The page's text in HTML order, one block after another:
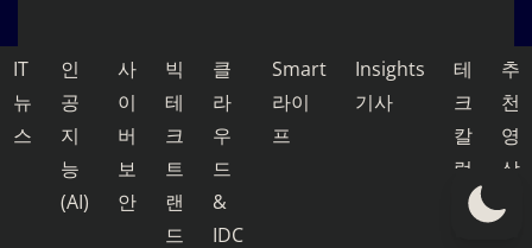
IT
뉴
스
인
공
지
능
(AI)
사
이
버
보
안
빅
테
크
트
랜
드
클
라
우
드
&
IDC
Smart
라이
프
Insights
기사
테
크
칼
럼
추
천
영
상